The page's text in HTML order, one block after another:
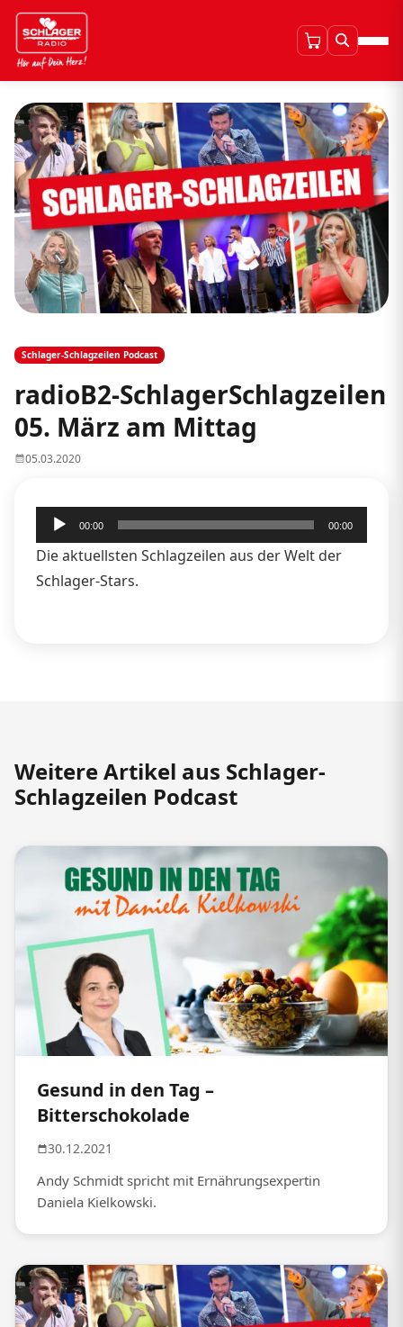
Schlager-Schlagzeilen Podcast
radioB2-SchlagerSchlagzeilen
05. März am Mittag
05.03.2020
Audio-
Player
00:00 00:00
Die aktuellsten Schlagzeilen aus der Welt der
Schlager-Stars.
Weitere Artikel aus Schlager-
Schlagzeilen Podcast
Gesund in den Tag –
Bitterschokolade
30.12.2021
Andy Schmidt spricht mit Ernährungsexpertin
Daniela Kielkowski.